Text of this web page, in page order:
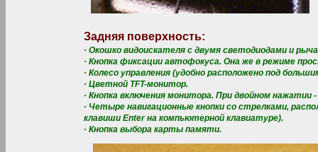
Задняя поверхность:
· Окошко видоискателя с двумя светодиодами и
· Кнопка фиксации автофокуса. Она же в режиме
· Колесо управления (удобно расположено под
· Цветной TFT-монитор.
· Кнопка включения монитора. При двойном нажатии
· Четыре навигационные кнопки со стрелками,
клавиши Enter на компьютерной клавиатуре).
· Кнопка выбора карты памяти.